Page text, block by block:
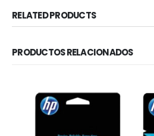
RELATED PRODUCTS
PRODUCTOS RELACIONADOS